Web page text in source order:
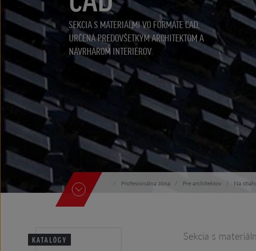
SEKCIA S MATERIÁLMI VO FORMÁTE CAD,
URČENÁ PREDOVŠETKÝM ARCHITEKTOM A
NÁVRHÁROM INTERIÉROV.
Profesionálna zóna Pre architektov Na
KATALÓGY Sekcia s